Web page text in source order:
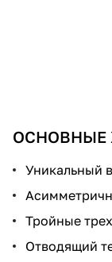
ОСНОВНЫЕ
Уникальный
Тройные
Отводящий